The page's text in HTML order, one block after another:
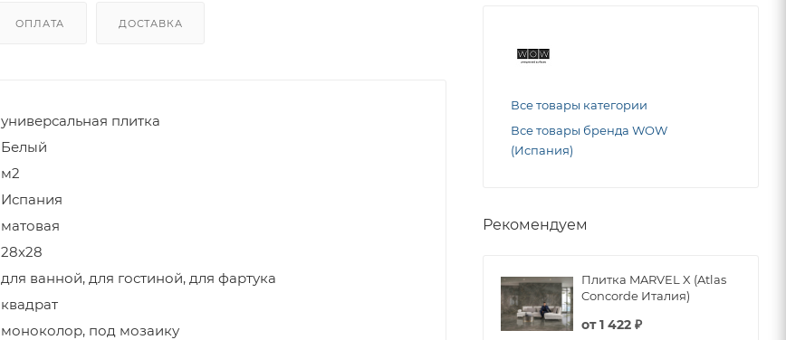
ОПЛАТА ДОСТАВКА
универсальная плитка
Белый
м2
Испания
матовая
28x28
для ванной, для гостиной, для фартука
квадрат
моноколор, под мозаику
Все товары категории
Все товары бренда WOW
(Испания)
Рекомендуем
Плитка MARVEL X (Atlas
Concorde Италия)
от1 422 ₽